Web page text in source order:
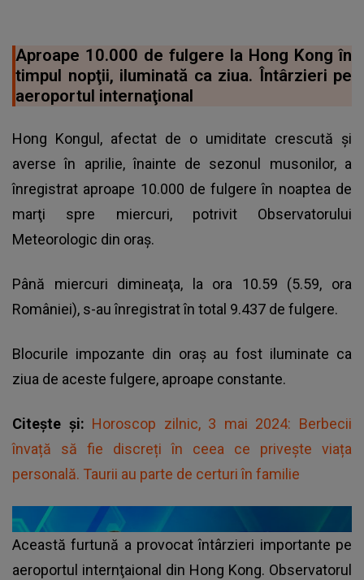
Aproape 10.000 de fulgere la Hong Kong în
timpul nopţii, iluminată ca ziua. Întârzieri pe
aeroportul internaţional
Hong Kongul, afectat de o umiditate crescută şi
averse în aprilie, înainte de sezonul musonilor, a
înregistrat aproape 10.000 de fulgere în noaptea de
marţi spre miercuri, potrivit Observatorului
Meteorologic din oraş.
Până miercuri dimineaţa, la ora 10.59 (5.59, ora
României), s-au înregistrat în total 9.437 de fulgere.
Blocurile impozante din oraş au fost iluminate ca
ziua de aceste fulgere, aproape constante.
Citește și: Horoscop zilnic, 3 mai 2024: Berbecii
învață să fie discreți în ceea ce privește viața
personală. Taurii au parte de certuri în familie
Această furtună a provocat întârzieri importante pe
aeroportul internţaional din Hong Kong. Observatorul